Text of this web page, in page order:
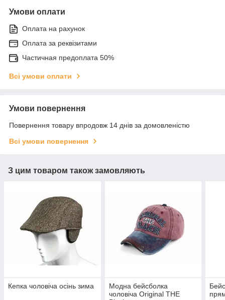
Умови оплати
Оплата на рахунок
Оплата за реквізитами
Частичная предоплата 50%
Всі умови оплати
Умови повернення
Повернення товару впродовж 14 днів за домовленістю
Всі умови повернення
З цим товаром також замовляють
Кепка чоловіча осінь зима
Модна бейсболка
чоловіча Original THE